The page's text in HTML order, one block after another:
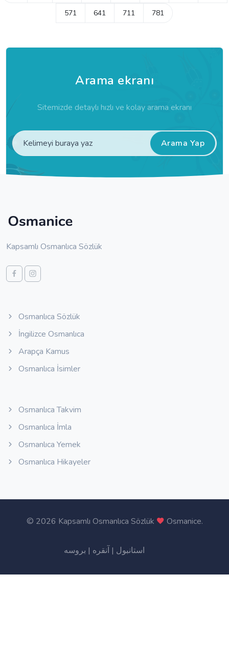
571 641 711 781
Arama ekranı
Sitemizde detaylı hızlı ve kolay arama ekranı
Arama Yap
Kapsamlı Osmanlıca Sözlük
Osmanlıca Sözlük
İngilizce Osmanlıca
Arapça Kamus
Osmanlıca İsimler
Osmanlıca Takvim
Osmanlıca İmla
Osmanlıca Yemek
Osmanlıca Hikayeler
© 2026 Kapsamlı Osmanlıca Sözlük Osmanice.
استانبول | آنقره | بروسه